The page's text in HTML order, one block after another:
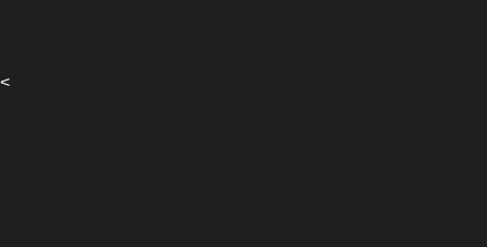
<